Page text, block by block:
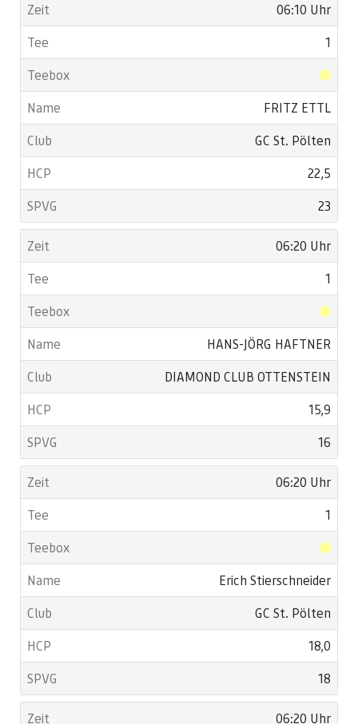
06:10 Uhr
1
FRITZ ETTL
GC St. Pölten
22,5
23
06:20 Uhr
1
HANS-JÖRG HAFTNER
DIAMOND CLUB OTTENSTEIN
15,9
16
06:20 Uhr
1
Erich Stierschneider
GC St. Pölten
18,0
18
06:20 Uhr